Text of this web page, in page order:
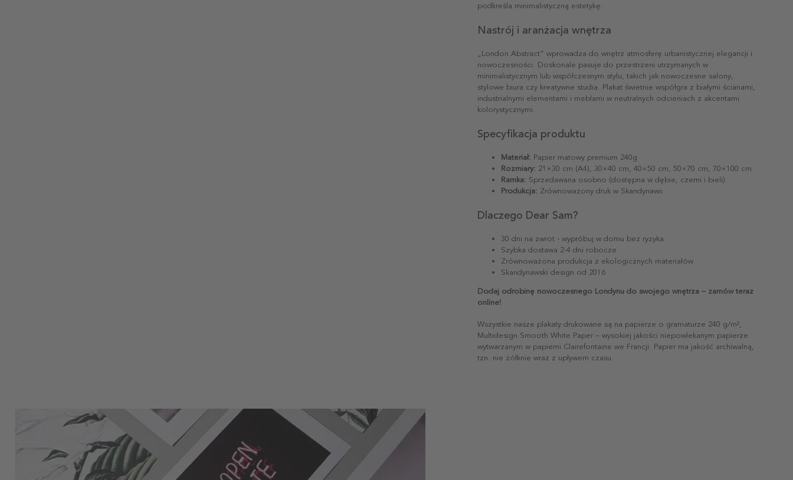
podkreśla minimalistyczną estetykę.
Nastrój i aranżacja wnętrza
„London Abstract” wprowadza do wnętrz atmosferę urbanistycznej elegancji i
nowoczesności. Doskonale pasuje do przestrzeni utrzymanych w
minimalistycznym lub współczesnym stylu, takich jak nowoczesne salony,
stylowe biura czy kreatywne studia. Plakat świetnie współgra z białymi ścianami,
industrialnymi elementami i meblami w neutralnych odcieniach z akcentami
kolorystycznymi.
Specyfikacja produktu
Materiał: Papier matowy premium 240g
Rozmiary: 21×30 cm (A4), 30×40 cm, 40×50 cm, 50×70 cm, 70×100 cm
Ramka: Sprzedawana osobno (dostępna w dębie, czerni i bieli)
Produkcja: Zrównoważony druk w Skandynawii
Dlaczego Dear Sam?
30 dni na zwrot - wypróbuj w domu bez ryzyka
Szybka dostawa 2-4 dni robocze
Zrównoważona produkcja z ekologicznych materiałów
Skandynawski design od 2016
Dodaj odrobinę nowoczesnego Londynu do swojego wnętrza – zamów teraz
online!
Wszystkie nasze plakaty drukowane są na papierze o gramaturze 240 g/m²,
Multidesign Smooth White Paper – wysokiej jakości niepowlekanym papierze
wytwarzanym w papierni Clairefontaine we Francji. Papier ma jakość archiwalną,
tzn. nie żółknie wraz z upływem czasu.